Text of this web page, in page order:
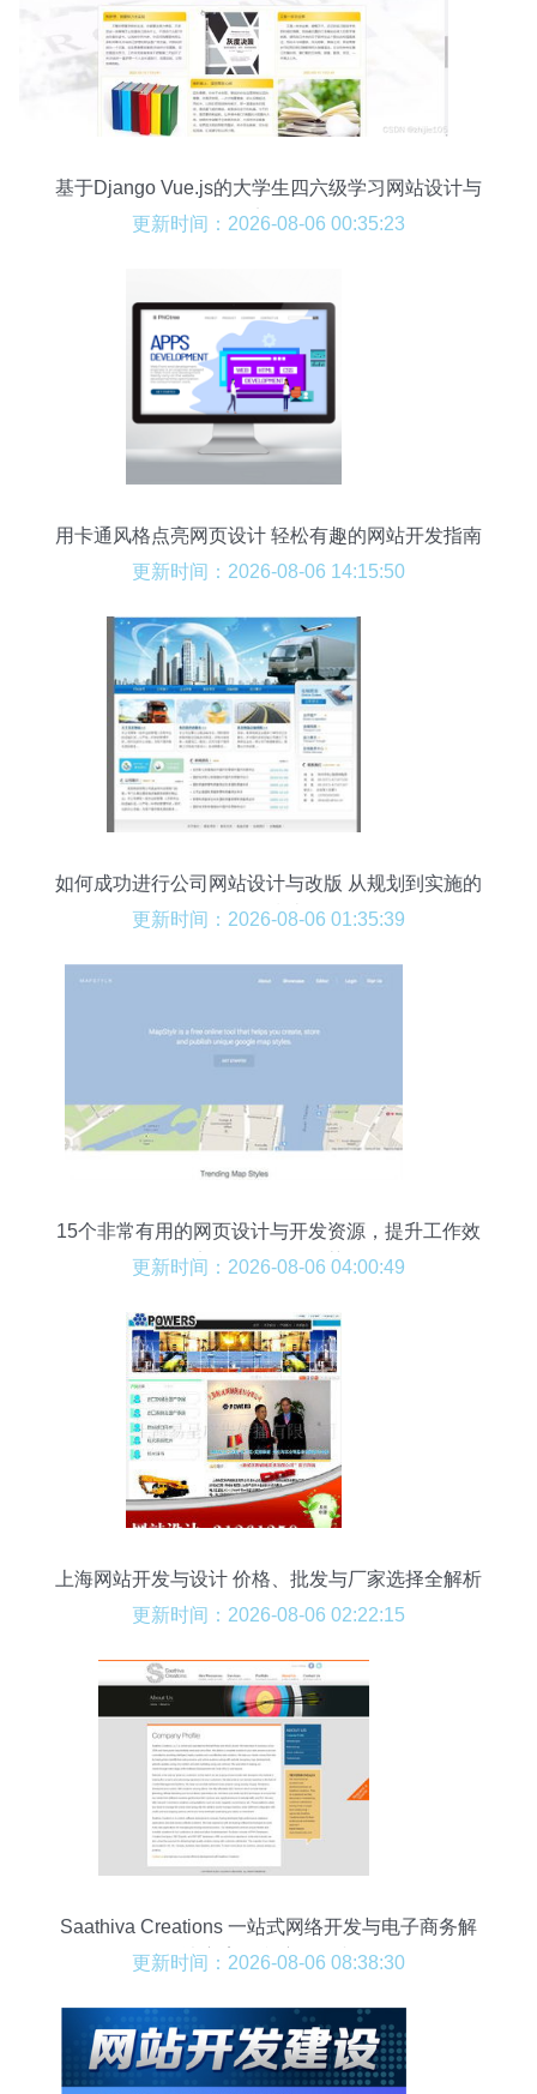
基于Django Vue.js的大学生四六级学习网站设计与
实现
更新时间：2026-08-06 00:35:23
用卡通风格点亮网页设计 轻松有趣的网站开发指南
更新时间：2026-08-06 14:15:50
如何成功进行公司网站设计与改版 从规划到实施的
全面指南
更新时间：2026-08-06 01:35:39
15个非常有用的网页设计与开发资源，提升工作效
率的最佳工具推荐
更新时间：2026-08-06 04:00:49
上海网站开发与设计 价格、批发与厂家选择全解析
更新时间：2026-08-06 02:22:15
Saathiva Creations 一站式网络开发与电子商务解
决方案的印度领军者
更新时间：2026-08-06 08:38:30